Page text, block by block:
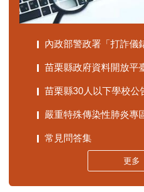
內政部警政署「打詐儀
苗栗縣政府資料開放平
苗栗縣30人以下學校公
嚴重特殊傳染性肺炎專
常見問答集
更多